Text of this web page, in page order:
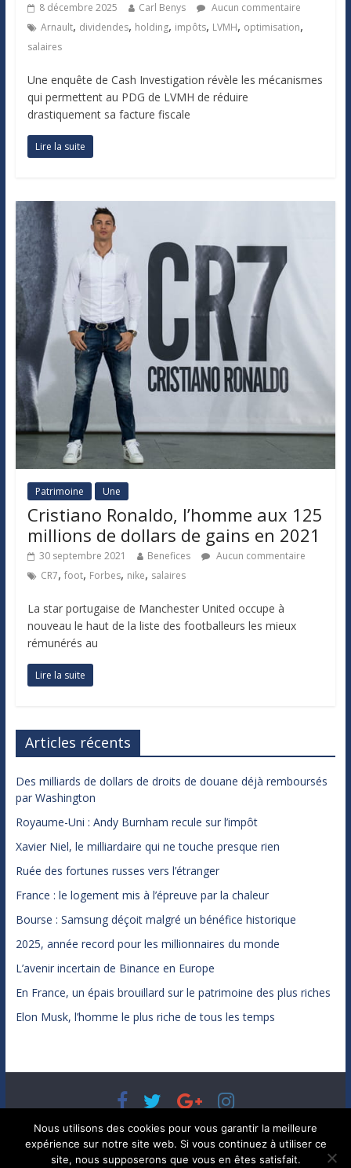
8 décembre 2025 Carl Benys
Aucun commentaire
Arnault, dividendes, holding, impôts, LVMH, optimisation,
salaires
Une enquête de Cash Investigation révèle les mécanismes
qui permettent au PDG de LVMH de réduire
drastiquement sa facture fiscale
Lire la suite
Patrimoine Une
Cristiano Ronaldo, l’homme aux 125
millions de dollars de gains en 2021
30 septembre 2021 Benefices
Aucun commentaire
CR7, foot, Forbes, nike, salaires
La star portugaise de Manchester United occupe à
nouveau le haut de la liste des footballeurs les mieux
rémunérés au
Lire la suite
Articles récents
Des milliards de dollars de droits de douane déjà remboursés
par Washington
Royaume-Uni : Andy Burnham recule sur l’impôt
Xavier Niel, le milliardaire qui ne touche presque rien
Ruée des fortunes russes vers l’étranger
France : le logement mis à l’épreuve par la chaleur
Bourse : Samsung déçoit malgré un bénéfice historique
2025, année record pour les millionnaires du monde
L’avenir incertain de Binance en Europe
En France, un épais brouillard sur le patrimoine des plus riches
Elon Musk, l’homme le plus riche de tous les temps
Copyright © 2026Bénéfices, l'actualité de votre argent, de
votre patrimoine et de vos placements . Tous droits réservés.
Theme ColorMag parThemeGrill.. Propulsé par WordPress.
Nous utilisons des cookies pour vous garantir la meilleure
expérience sur notre site web. Si vous continuez à utiliser ce
site, nous supposerons que vous en êtes satisfait.